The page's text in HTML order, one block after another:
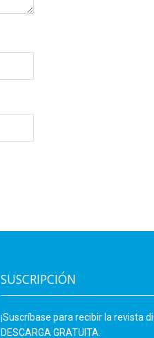
SUSCRIPCIÓN
¡Suscríbase para recibir la revista
DESCARGA GRATUITA.